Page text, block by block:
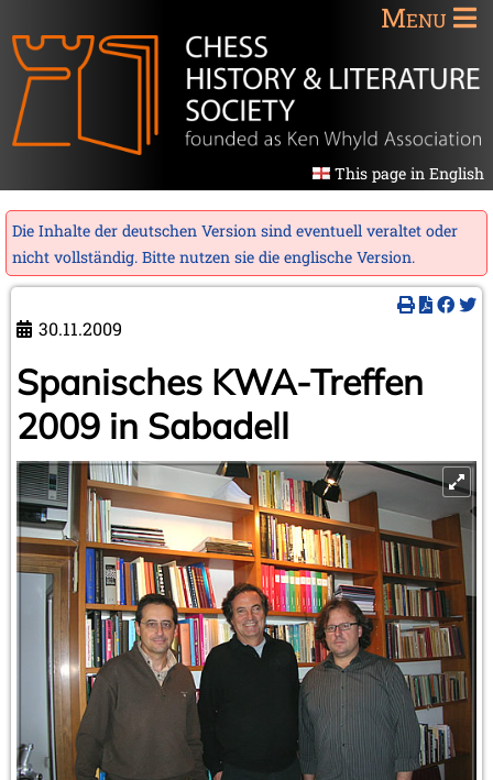
Menu
This page in English
Die Inhalte der deutschen Version sind eventuell veraltet oder
nicht vollständig. Bitte nutzen sie die englische Version.
30.11.2009
Spanisches KWA-Treffen
2009 in Sabadell